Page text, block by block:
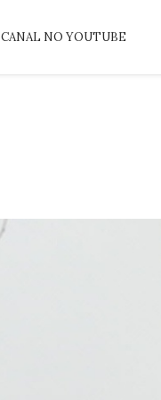
CANAL NO YOUTUBE